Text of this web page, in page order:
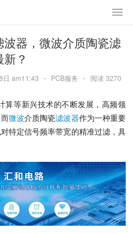
器，微波介质陶瓷滤
？
日 am11:43 • PCB服务 • 阅读 3270
算等新兴技术的不断发展，高频领
微波介质陶瓷滤波器作为一种重要
特定信号频率带宽的精准过滤，具